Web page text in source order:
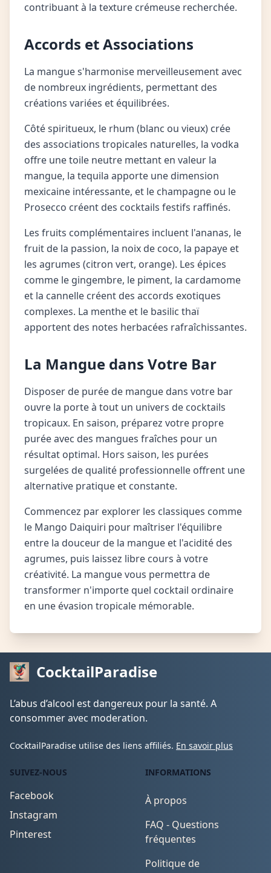
contribuant à la texture crémeuse recherchée.
Accords et Associations
La mangue s'harmonise merveilleusement avec
de nombreux ingrédients, permettant des
créations variées et équilibrées.
Côté spiritueux, le rhum (blanc ou vieux) crée
des associations tropicales naturelles, la vodka
offre une toile neutre mettant en valeur la
mangue, la tequila apporte une dimension
mexicaine intéressante, et le champagne ou le
Prosecco créent des cocktails festifs raffinés.
Les fruits complémentaires incluent l'ananas, le
fruit de la passion, la noix de coco, la papaye et
les agrumes (citron vert, orange). Les épices
comme le gingembre, le piment, la cardamome
et la cannelle créent des accords exotiques
complexes. La menthe et le basilic thaï
apportent des notes herbacées rafraîchissantes.
La Mangue dans Votre Bar
Disposer de purée de mangue dans votre bar
ouvre la porte à tout un univers de cocktails
tropicaux. En saison, préparez votre propre
purée avec des mangues fraîches pour un
résultat optimal. Hors saison, les purées
surgelées de qualité professionnelle offrent une
alternative pratique et constante.
Commencez par explorer les classiques comme
le Mango Daiquiri pour maîtriser l'équilibre
entre la douceur de la mangue et l'acidité des
agrumes, puis laissez libre cours à votre
créativité. La mangue vous permettra de
transformer n'importe quel cocktail ordinaire
en une évasion tropicale mémorable.
CocktailParadise
L’abus d’alcool est dangereux pour la santé. A
consommer avec moderation.
CocktailParadise utilise des liens affiliés. En savoir plus
SUIVEZ-NOUS
Facebook
Instagram
Pinterest
INFORMATIONS
À propos
FAQ - Questions
fréquentes
Politique de